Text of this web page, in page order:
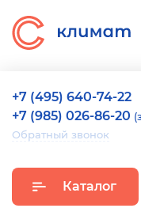
+7 (495) 640-74-22
+7 (985) 026-86-20
Обратный звонок
Каталог